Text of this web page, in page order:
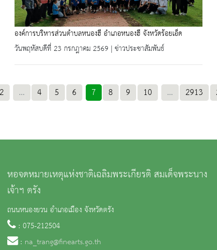
องค์การบริหารส่วนตำบลหนองฮี อำเภอหนองฮี จังหวัดร้อยเอ็ด
วันพฤหัสบดีที่ 23 กรกฎาคม 2569 | ข่าวประชาสัมพันธ์
... 4 5 6 7 8 9 10 ... 2913
หอจดหมายเหตุแห่งชาติเฉลิมพระเกียรติ สมเด็จพระนาง
เจ้าฯ ตรัง
ถนนหนองยวน อำเภอเมือง จังหวัดตรัง
: 075-212504
: na_trang@finearts.go.th